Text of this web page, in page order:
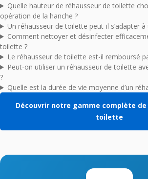
Quelle hauteur de réhausseur de toilette
opération de la hanche ?
Un réhausseur de toilette peut-il s’adapter
Comment nettoyer et désinfecter
toilette ?
Le réhausseur de toilette est-il remboursé
Peut-on utiliser un réhausseur de toilette
?
Quelle est la durée de vie moyenne d’un
Découvrir notre gamme complète
toilette